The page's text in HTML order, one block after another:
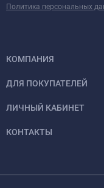
Политика персональных
КОМПАНИЯ
ДЛЯ ПОКУПАТЕЛЕЙ
ЛИЧНЫЙ КАБИНЕТ
КОНТАКТЫ